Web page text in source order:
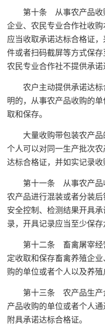
第十条 从事农产品收
企业、农民专业合作社收购
应当收取承诺达标合格证
件或者扫码截屏等方式保存
农民专业合作社不提供承诺
农户主动提供承诺达
明的，从事农产品收购的
取和保存。
大量收购带包装农产
个人可以对同一生产批次
达标合格证，并如实记录收
第十一条 从事农产品
农产品进行混装或者分装
安全控制、检测结果开具
录，开具记录应当至少保存
第十二条 畜禽屠宰经
定收取和保存畜禽养殖企
购的单位或者个人以及养殖
第十三条 农产品生产
产品收购的单位或者个人
附具承诺达标合格证。